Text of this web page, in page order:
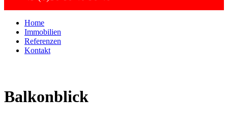
Home
Immobilien
Referenzen
Kontakt
Balkonblick